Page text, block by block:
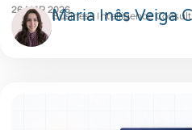
26 MAR 2026Maria Inês Veiga
Business Intelligence